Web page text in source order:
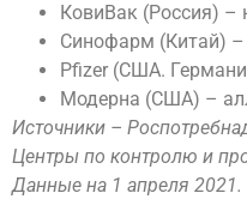
КовиВак (Россия) –
Синофарм (Китай)
Pfizer (CША.
Модерна (США) –
Источники –
Центры по контролю и
Данные на 1 апреля 2021.